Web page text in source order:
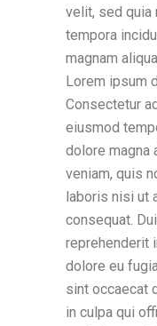
velit, sed quia
tempora
magnam
Lorem ipsum
Consectetur
eiusmod
dolore magna
veniam, quis
laboris nisi ut
consequat.
reprehenderit
dolore eu
sint occaecat
in culpa qui